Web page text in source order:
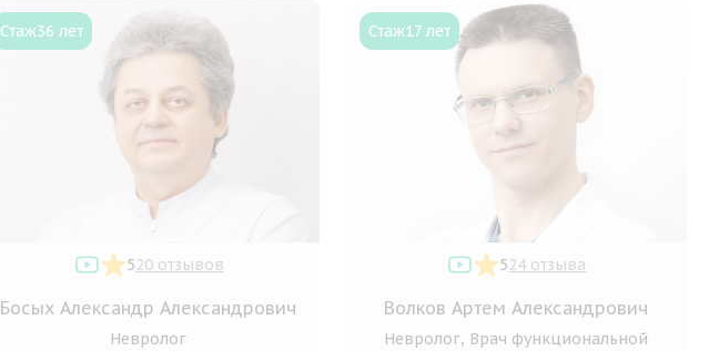
Стаж36 лет
520 отзывов
Босых Александр Александрович
Невролог
Стаж17 лет
524 отзыва
Волков Артем Александрович
Невролог, Врач функциональной